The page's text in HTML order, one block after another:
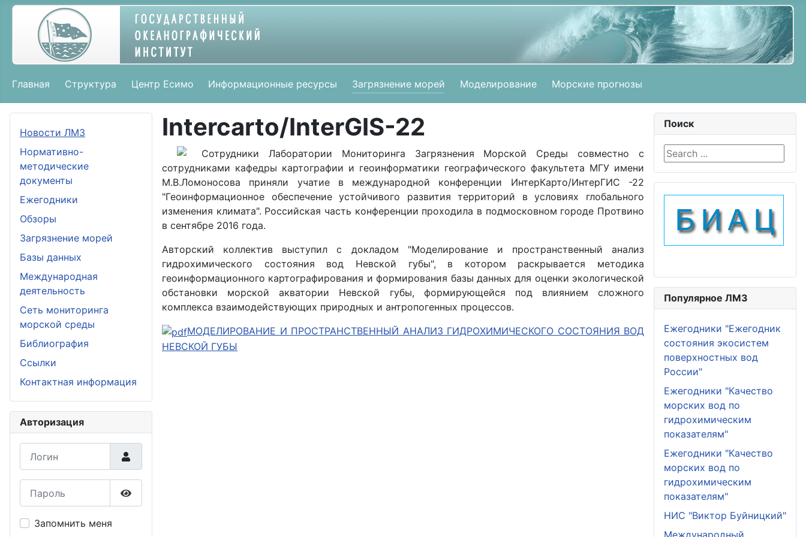
Главная Структура Центр Есимо Информационные ресурсы Загрязнение морей Моделирование Морские прогнозы
Новости ЛМЗ
Нормативно-
методические
документы
Ежегодники
Обзоры
Загрязнение морей
Базы данных
Международная
деятельность
Сеть мониторинга
морской среды
Библиография
Ссылки
Контактная информация
Авторизация
Показать пароль
Запомнить меня
Intercarto/InterGIS-22
Сотрудники Лаборатории Мониторинга Загрязнения Морской Среды совместно с
сотрудниками кафедры картографии и геоинформатики географического факультета МГУ имени
М.В.Ломоносова приняли учатие в международной конференции ИнтерКарто/ИнтерГИС -22
"Геоинформационное обеспечение устойчивого развития территорий в условиях глобального
изменения климата". Российская часть конференции проходила в подмосковном городе Протвино
в сентябре 2016 года.
Авторский коллектив выступил с докладом "Моделирование и пространственный анализ
гидрохимического состояния вод Невской губы", в котором раскрывается методика
геоинформационного картографирования и формирования базы данных для оценки экологической
обстановки морской акватории Невской губы, формирующейся под влиянием сложного
комплекса взаимодействующих природных и антропогенных процессов.
МОДЕЛИРОВАНИЕ И ПРОСТРАНСТВЕННЫЙ АНАЛИЗ ГИДРОХИМИЧЕСКОГО СОСТОЯНИЯ ВОД
НЕВСКОЙ ГУБЫ
Поиск
Search ...
Популярное ЛМЗ
Ежегодники "Ежегодник
состояния экосистем
поверхностных вод
России"
Ежегодники "Качество
морских вод по
гидрохимическим
показателям"
Ежегодники "Качество
морских вод по
гидрохимическим
показателям"
НИС "Виктор Буйницкий"
Международный